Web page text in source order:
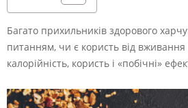
Багато прихильників здорового
питанням, чи є користь від
калорійність, користь і «побічні»